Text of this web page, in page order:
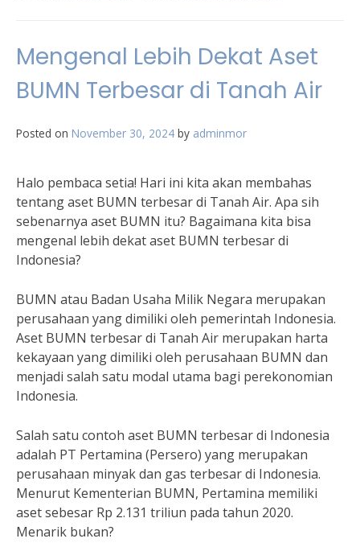
Mengenal Lebih Dekat Aset
BUMN Terbesar di Tanah Air
Posted on November 30, 2024 by adminmor
Halo pembaca setia! Hari ini kita akan membahas
tentang aset BUMN terbesar di Tanah Air. Apa sih
sebenarnya aset BUMN itu? Bagaimana kita bisa
mengenal lebih dekat aset BUMN terbesar di
Indonesia?
BUMN atau Badan Usaha Milik Negara merupakan
perusahaan yang dimiliki oleh pemerintah Indonesia.
Aset BUMN terbesar di Tanah Air merupakan harta
kekayaan yang dimiliki oleh perusahaan BUMN dan
menjadi salah satu modal utama bagi perekonomian
Indonesia.
Salah satu contoh aset BUMN terbesar di Indonesia
adalah PT Pertamina (Persero) yang merupakan
perusahaan minyak dan gas terbesar di Indonesia.
Menurut Kementerian BUMN, Pertamina memiliki
aset sebesar Rp 2.131 triliun pada tahun 2020.
Menarik bukan?